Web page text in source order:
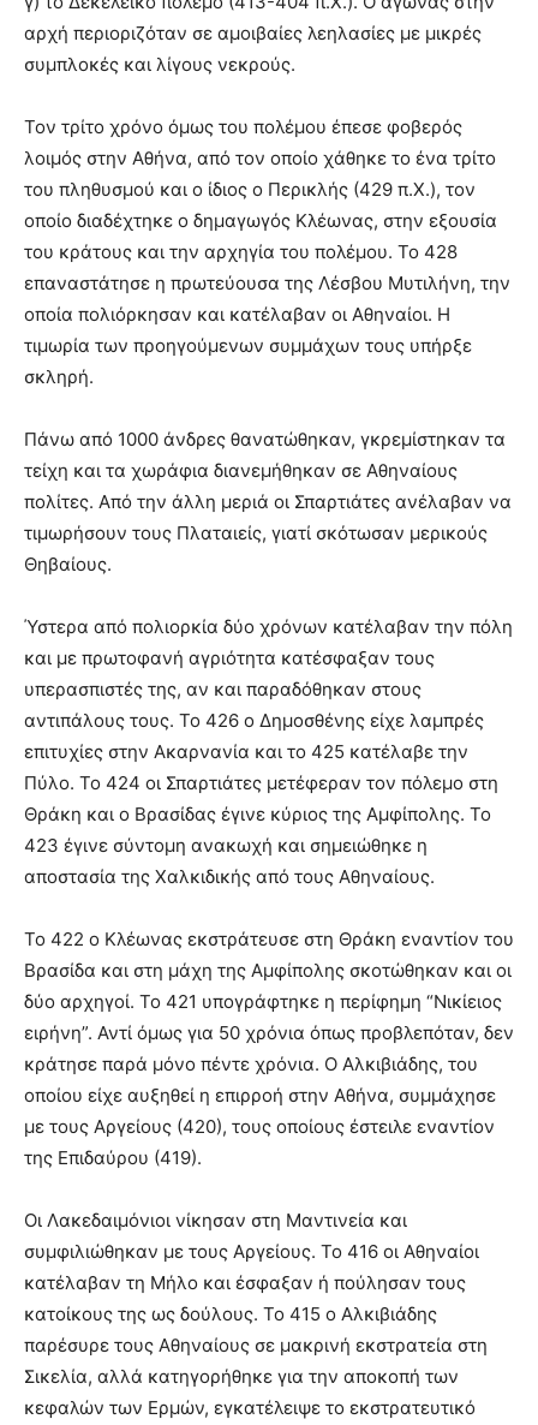
αρχή περιοριζόταν σε αμοιβαίες λεηλασίες με μικρές
συμπλοκές και λίγους νεκρούς.
Τον τρίτο χρόνο όμως του πολέμου έπεσε φοβερός
λοιμός στην Αθήνα, από τον οποίο χάθηκε το ένα τρίτο
του πληθυσμού και ο ίδιος ο Περικλής (429 π.Χ.), τον
οποίο διαδέχτηκε ο δημαγωγός Κλέωνας, στην εξουσία
του κράτους και την αρχηγία του πολέμου. Το 428
επαναστάτησε η πρωτεύουσα της Λέσβου Μυτιλήνη, την
οποία πολιόρκησαν και κατέλαβαν οι Αθηναίοι. Η
τιμωρία των προηγούμενων συμμάχων τους υπήρξε
σκληρή.
Πάνω από 1000 άνδρες θανατώθηκαν, γκρεμίστηκαν τα
τείχη και τα χωράφια διανεμήθηκαν σε Αθηναίους
πολίτες. Από την άλλη μεριά οι Σπαρτιάτες ανέλαβαν να
τιμωρήσουν τους Πλαταιείς, γιατί σκότωσαν μερικούς
Θηβαίους.
Ύστερα από πολιορκία δύο χρόνων κατέλαβαν την πόλη
και με πρωτοφανή αγριότητα κατέσφαξαν τους
υπερασπιστές της, αν και παραδόθηκαν στους
αντιπάλους τους. Το 426 ο Δημοσθένης είχε λαμπρές
επιτυχίες στην Ακαρνανία και το 425 κατέλαβε την
Πύλο. Το 424 οι Σπαρτιάτες μετέφεραν τον πόλεμο στη
Θράκη και ο Βρασίδας έγινε κύριος της Αμφίπολης. Το
423 έγινε σύντομη ανακωχή και σημειώθηκε η
αποστασία της Χαλκιδικής από τους Αθηναίους.
Το 422 ο Κλέωνας εκστράτευσε στη Θράκη εναντίον του
Βρασίδα και στη μάχη της Αμφίπολης σκοτώθηκαν και οι
δύο αρχηγοί. Το 421 υπογράφτηκε η περίφημη “Νικίειος
ειρήνη”. Αντί όμως για 50 χρόνια όπως προβλεπόταν, δεν
κράτησε παρά μόνο πέντε χρόνια. Ο Αλκιβιάδης, του
οποίου είχε αυξηθεί η επιρροή στην Αθήνα, συμμάχησε
με τους Αργείους (420), τους οποίους έστειλε εναντίον
της Επιδαύρου (419).
Οι Λακεδαιμόνιοι νίκησαν στη Μαντινεία και
συμφιλιώθηκαν με τους Αργείους. Το 416 οι Αθηναίοι
κατέλαβαν τη Μήλο και έσφαξαν ή πούλησαν τους
κατοίκους της ως δούλους. Το 415 ο Αλκιβιάδης
παρέσυρε τους Αθηναίους σε μακρινή εκστρατεία στη
Σικελία, αλλά κατηγορήθηκε για την αποκοπή των
κεφαλών των Ερμών, εγκατέλειψε το εκστρατευτικό